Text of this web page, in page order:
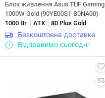
Блок живлення Asus TUF Gaming
1000W Gold (90YE00S1-B0NA00)
1000 Вт| ATX 80 Plus Gold
Безкоштовна доставка
Відправимо сьогодні